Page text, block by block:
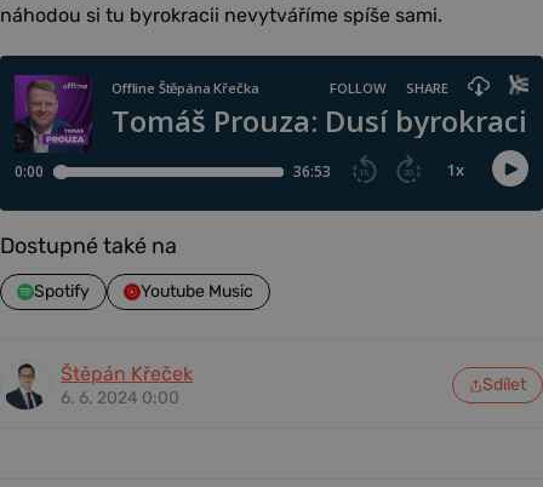
náhodou si tu byrokracii nevytváříme spíše sami.
Dostupné také na
Spotify Youtube Music
Štěpán Křeček
6. 6. 2024 0:00
Sdílet